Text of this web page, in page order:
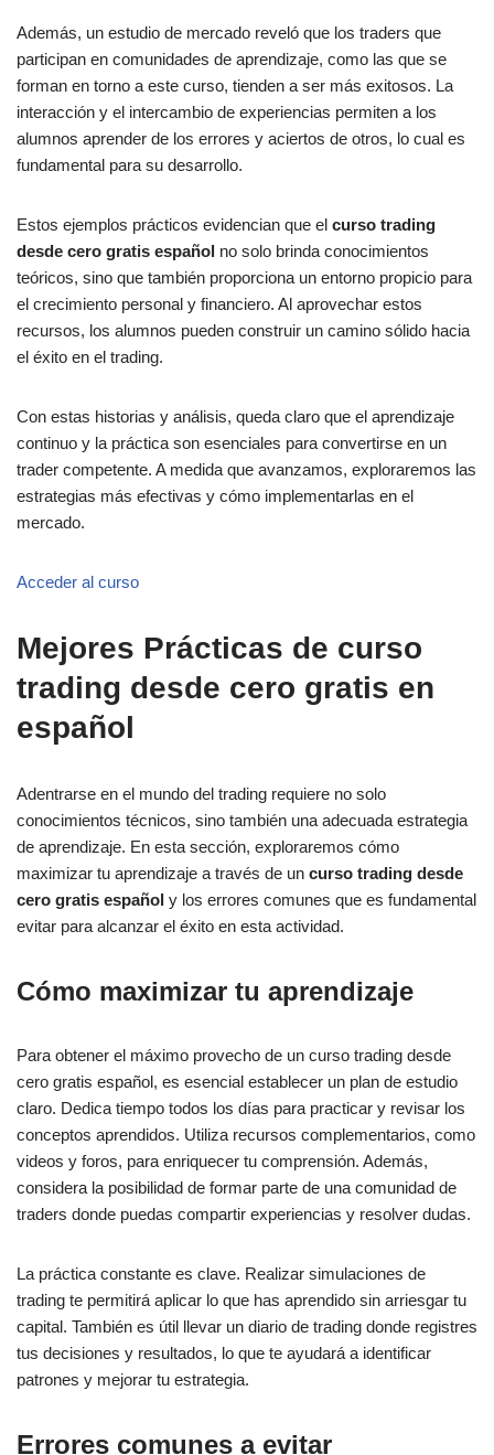
Además, un estudio de mercado reveló que los traders que
participan en comunidades de aprendizaje, como las que se
forman en torno a este curso, tienden a ser más exitosos. La
interacción y el intercambio de experiencias permiten a los
alumnos aprender de los errores y aciertos de otros, lo cual es
fundamental para su desarrollo.
Estos ejemplos prácticos evidencian que el curso trading
desde cero gratis español no solo brinda conocimientos
teóricos, sino que también proporciona un entorno propicio para
el crecimiento personal y financiero. Al aprovechar estos
recursos, los alumnos pueden construir un camino sólido hacia
el éxito en el trading.
Con estas historias y análisis, queda claro que el aprendizaje
continuo y la práctica son esenciales para convertirse en un
trader competente. A medida que avanzamos, exploraremos las
estrategias más efectivas y cómo implementarlas en el
mercado.
Acceder al curso
Mejores Prácticas de curso
trading desde cero gratis en
español
Adentrarse en el mundo del trading requiere no solo
conocimientos técnicos, sino también una adecuada estrategia
de aprendizaje. En esta sección, exploraremos cómo
maximizar tu aprendizaje a través de un curso trading desde
cero gratis español y los errores comunes que es fundamental
evitar para alcanzar el éxito en esta actividad.
Cómo maximizar tu aprendizaje
Para obtener el máximo provecho de un curso trading desde
cero gratis español, es esencial establecer un plan de estudio
claro. Dedica tiempo todos los días para practicar y revisar los
conceptos aprendidos. Utiliza recursos complementarios, como
videos y foros, para enriquecer tu comprensión. Además,
considera la posibilidad de formar parte de una comunidad de
traders donde puedas compartir experiencias y resolver dudas.
La práctica constante es clave. Realizar simulaciones de
trading te permitirá aplicar lo que has aprendido sin arriesgar tu
capital. También es útil llevar un diario de trading donde registres
tus decisiones y resultados, lo que te ayudará a identificar
patrones y mejorar tu estrategia.
Errores comunes a evitar